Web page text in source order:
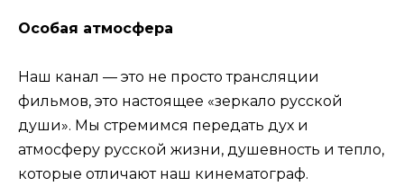
Особая атмосфера
Наш канал — это не просто трансляции
фильмов, это настоящее «зеркало русской
души». Мы стремимся передать дух и
атмосферу русской жизни, душевность и тепло,
которые отличают наш кинематограф.